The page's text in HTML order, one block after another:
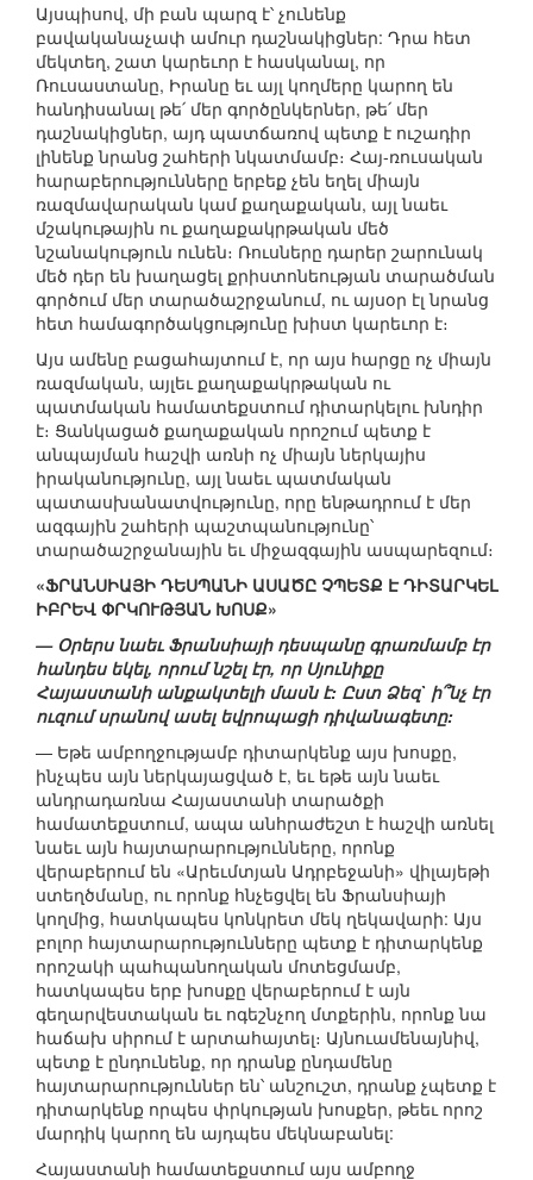
Այսպիսով, մի բան պարզ է՝ չունենք
բավականաչափ ամուր դաշնակիցներ: Դրա հետ
մեկտեղ, շատ կարեւոր է հասկանալ, որ
Ռուսաստանը, Իրանը եւ այլ կողմերը կարող են
հանդիսանալ թե՛ մեր գործընկերներ, թե՛ մեր
դաշնակիցներ, այդ պատճառով պետք է ուշադիր
լինենք նրանց շահերի նկատմամբ։ Հայ-ռուսական
հարաբերությունները երբեք չեն եղել միայն
ռազմավարական կամ քաղաքական, այլ նաեւ
մշակութային ու քաղաքակրթական մեծ
նշանակություն ունեն։ Ռուսները դարեր շարունակ
մեծ դեր են խաղացել քրիստոնեության տարածման
գործում մեր տարածաշրջանում, ու այսօր էլ նրանց
հետ համագործակցությունը խիստ կարեւոր է։
Այս ամենը բացահայտում է, որ այս հարցը ոչ միայն
ռազմական, այլեւ քաղաքակրթական ու
պատմական համատեքստում դիտարկելու խնդիր
է։ Ցանկացած քաղաքական որոշում պետք է
անպայման հաշվի առնի ոչ միայն ներկայիս
իրականությունը, այլ նաեւ պատմական
պատասխանատվությունը, որը ենթադրում է մեր
ազգային շահերի պաշտպանությունը՝
տարածաշրջանային եւ միջազգային ասպարեզում։
«ՖՐԱՆՍԻԱՅԻ ԴԵՍՊԱՆԻ ԱՍԱԾԸ ՉՊԵՏՔ Է ԴԻՏԱՐԿԵԼ
ԻԲՐԵՎ ՓՐԿՈՒԹՅԱՆ ԽՈՍՔ»
— Օրերս նաեւ Ֆրանսիայի դեսպանը գրառմամբ էր
հանդես եկել, որում նշել էր, որ Սյունիքը
Հայաստանի անքակտելի մասն է: Ըստ Ձեզ` ի՞նչ էր
ուզում սրանով ասել եվրոպացի դիվանագետը:
— Եթե ամբողջությամբ դիտարկենք այս խոսքը,
ինչպես այն ներկայացված է, եւ եթե այն նաեւ
անդրադառնա Հայաստանի տարածքի
համատեքստում, ապա անհրաժեշտ է հաշվի առնել
նաեւ այն հայտարարությունները, որոնք
վերաբերում են «Արեւմտյան Ադրբեջանի» վիլայեթի
ստեղծմանը, ու որոնք հնչեցվել են Ֆրանսիայի
կողմից, հատկապես կոնկրետ մեկ ղեկավարի: Այս
բոլոր հայտարարությունները պետք է դիտարկենք
որոշակի պահպանողական մոտեցմամբ,
հատկապես երբ խոսքը վերաբերում է այն
գեղարվեստական եւ ոգեշնչող մտքերին, որոնք նա
հաճախ սիրում է արտահայտել։ Այնուամենայնիվ,
պետք է ընդունենք, որ դրանք ընդամենը
հայտարարություններ են՝ անշուշտ, դրանք չպետք է
դիտարկենք որպես փրկության խոսքեր, թեեւ որոշ
մարդիկ կարող են այդպես մեկնաբանել:
Հայաստանի համատեքստում այս ամբողջ